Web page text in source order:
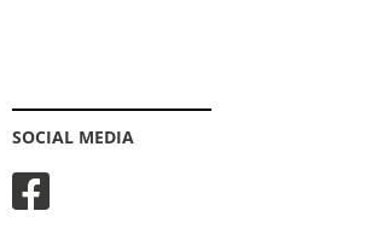
SOCIAL MEDIA